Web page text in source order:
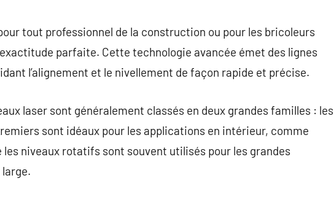
tout professionnel de la construction ou pour les bricoleurs
parfaite. Cette technologie avancée émet des lignes
l’alignement et le nivellement de façon rapide et précise.
laser sont généralement classés en deux grandes familles : les
sont idéaux pour les applications en intérieur, comme
les niveaux rotatifs sont souvent utilisés pour les grandes